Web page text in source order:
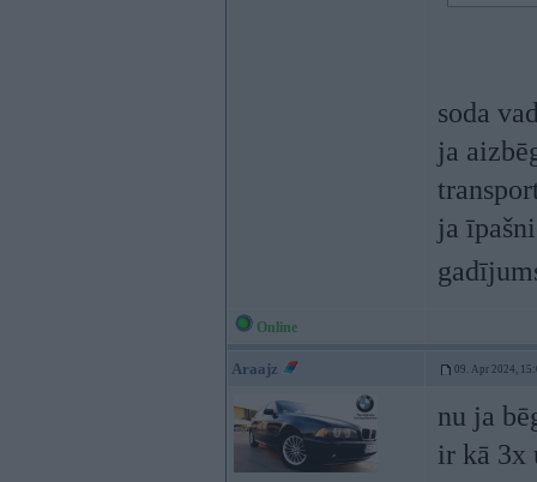
soda
ja
ja
Online
Araajz 09. Apr 2024,
nu ja
ir kā 3x